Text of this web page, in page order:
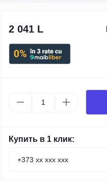
2 041 L
Купить в 1 клик: